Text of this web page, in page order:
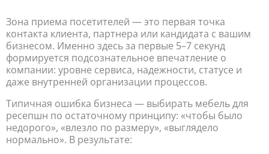
Зона приема посетителей — это первая точка
контакта клиента, партнера или кандидата с вашим
бизнесом. Именно здесь за первые 5–7 секунд
формируется подсознательное впечатление о
компании: уровне сервиса, надежности, статусе и
даже внутренней организации процессов.
Типичная ошибка бизнеса — выбирать мебель для
ресепшн по остаточному принципу: «чтобы было
недорого», «влезло по размеру», «выглядело
нормально». В результате: